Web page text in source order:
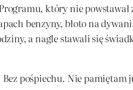
który nie
benzyny, błoto na
a nagle stawali się
pośpiechu. Nie pamiętam